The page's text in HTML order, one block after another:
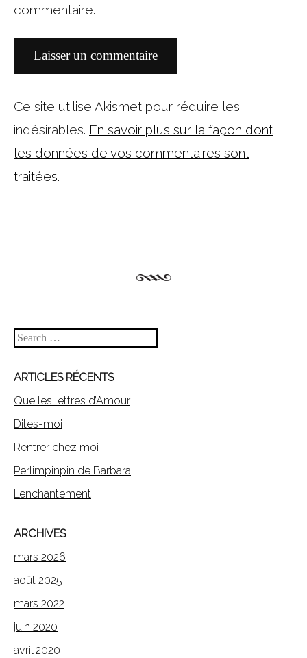
commentaire.
Ce site utilise Akismet pour réduire les
indésirables. En savoir plus sur la façon dont
les données de vos commentaires sont
traitées.
Search
ARTICLES RÉCENTS
Que les lettres d’Amour
Dites-moi
Rentrer chez moi
Perlimpinpin de Barbara
L’enchantement
ARCHIVES
mars 2026
août 2025
mars 2022
juin 2020
avril 2020